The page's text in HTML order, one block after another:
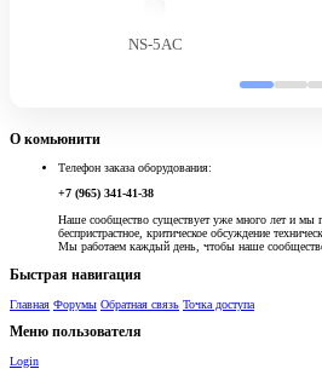
NS-5AC
О комьюнити
Телефон заказа оборудования:
+7 (965) 341-41-38
Наше сообщество существует уже много лет и мы
беспристрастное, критическое обсуждение
Мы работаем каждый день, чтобы наше
Быстрая навигация
Главная Форумы Обратная связь Точка доступа
Меню пользователя
Login